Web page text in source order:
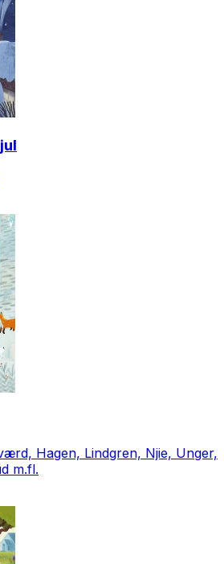
Hagen, Lindgren, Njie, Unger,
m.fl.